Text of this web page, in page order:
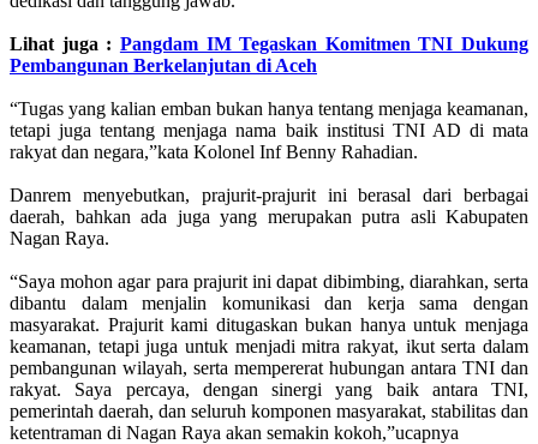
Lihat juga : Pangdam IM Tegaskan Komitmen TNI Dukung
Pembangunan Berkelanjutan di Aceh
“Tugas yang kalian emban bukan hanya tentang menjaga keamanan,
tetapi juga tentang menjaga nama baik institusi TNI AD di mata
rakyat dan negara,”kata Kolonel Inf Benny Rahadian.
Danrem menyebutkan, prajurit-prajurit ini berasal dari berbagai
daerah, bahkan ada juga yang merupakan putra asli Kabupaten
Nagan Raya.
“Saya mohon agar para prajurit ini dapat dibimbing, diarahkan, serta
dibantu dalam menjalin komunikasi dan kerja sama dengan
masyarakat. Prajurit kami ditugaskan bukan hanya untuk menjaga
keamanan, tetapi juga untuk menjadi mitra rakyat, ikut serta dalam
pembangunan wilayah, serta mempererat hubungan antara TNI dan
rakyat. Saya percaya, dengan sinergi yang baik antara TNI,
pemerintah daerah, dan seluruh komponen masyarakat, stabilitas dan
ketentraman di Nagan Raya akan semakin kokoh,”ucapnya